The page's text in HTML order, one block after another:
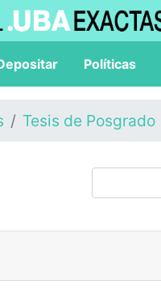
Políticas
Tesis de Posgrado